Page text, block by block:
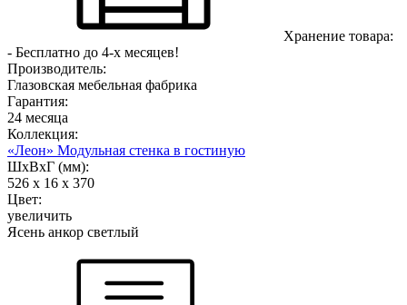
Хранение товара:
- Бесплатно до 4-х месяцев!
Производитель:
Глазовская мебельная фабрика
Гарантия:
24 месяца
Коллекция:
«Леон» Модульная стенка в гостиную
ШхВхГ (мм):
526 х 16 х 370
Цвет:
увеличить
Ясень анкор светлый